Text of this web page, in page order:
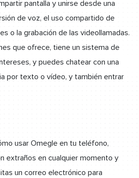
pantalla y unirse desde una
de voz, el uso compartido de
o la grabación de las videollamadas.
que ofrece, tiene un sistema de
y puedes chatear con una
por texto o vídeo, y también entrar
usar Omegle en tu teléfono,
extraños en cualquier momento y
un correo electrónico para